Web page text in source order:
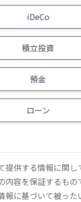
iDeCo
積立投資
預金
ローン
提供する情報に関し
内容を保証するもの
報に基づいて被った